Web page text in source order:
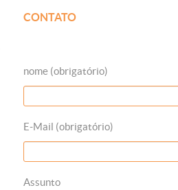
CONTATO
nome (obrigatório)
E-Mail (obrigatório)
Assunto